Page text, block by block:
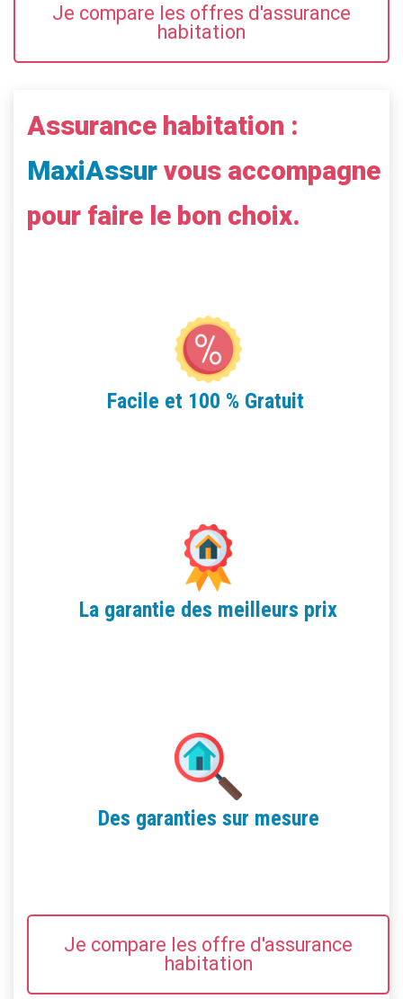
Je compare les offres d'assurance
habitation
Assurance habitation :
MaxiAssur vous accompagne
pour faire le bon choix.
Facile et 100 % Gratuit
La garantie des meilleurs prix
Des garanties sur mesure
Je compare les offre d'assurance
habitation